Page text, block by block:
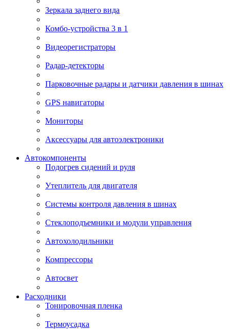
Зеркала заднего вида
Комбо-устройства 3 в 1
Видеорегистраторы
Радар-детекторы
Парковочные радары и датчики давления в шинах
GPS навигаторы
Мониторы
Аксессуары для автоэлектроники
Автокомпоненты
Подогрев сидений и руля
Утеплитель для двигателя
Системы контроля давления в шинах
Стеклоподъемники и модули управления
Автохолодильники
Компрессоры
Автосвет
Расходники
Тонировочная пленка
Термоусадка